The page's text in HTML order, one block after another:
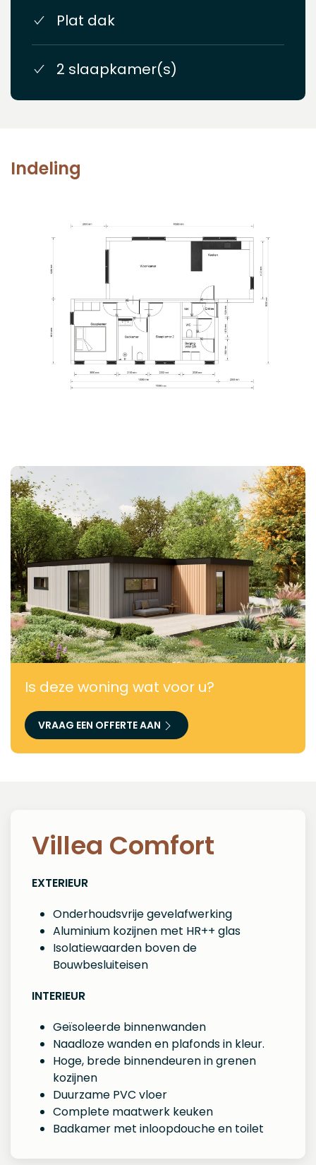
Plat dak
2 slaapkamer(s)
Indeling
Is deze woning wat voor u?
VRAAG EEN OFFERTE AAN
Villea Comfort
EXTERIEUR
Onderhoudsvrije gevelafwerking
Aluminium kozijnen met HR++ glas
Isolatiewaarden boven de
Bouwbesluiteisen
INTERIEUR
Geïsoleerde binnenwanden
Naadloze wanden en plafonds in kleur.
Hoge, brede binnendeuren in grenen
kozijnen
Duurzame PVC vloer
Complete maatwerk keuken
Badkamer met inloopdouche en toilet